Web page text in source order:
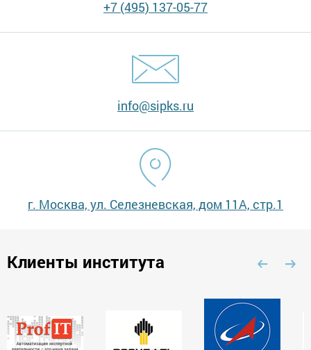
+7 (495) 137-05-77
info@sipks.ru
г. Москва, ул. Селезневская, дом 11А, стр.1
Клиенты института